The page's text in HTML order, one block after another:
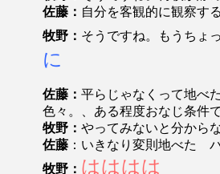
佐藤： 自分を客観的に観察す
牧野： そうですね。もうちょ
に
佐藤： 平らじゃなくって地べ
色々。、ある程度おなじ条件
牧野： やってみないと分から
佐藤 ：いきなり変則地べた
牧野： はははは